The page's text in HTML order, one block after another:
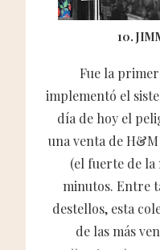
10.
Fue la
implementó el
día de hoy el
una venta de
(el fuerte de la
minutos. Entre
destellos, esta
de las más